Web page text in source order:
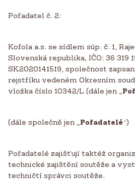
Pořadatel č. 2:
Kofola a.s. se sídlem súp. č. 1,
Slovenská republika, IČO: 36 319
SK2020141519, společnost
rejstříku vedeném Okresním
vložka číslo 10342/L (dále jen „
(dále společně jen „ Pořadatelé“)
Pořadatelé zajišťují taktéž
technické zajištění soutěže a
techničtí správci soutěže.